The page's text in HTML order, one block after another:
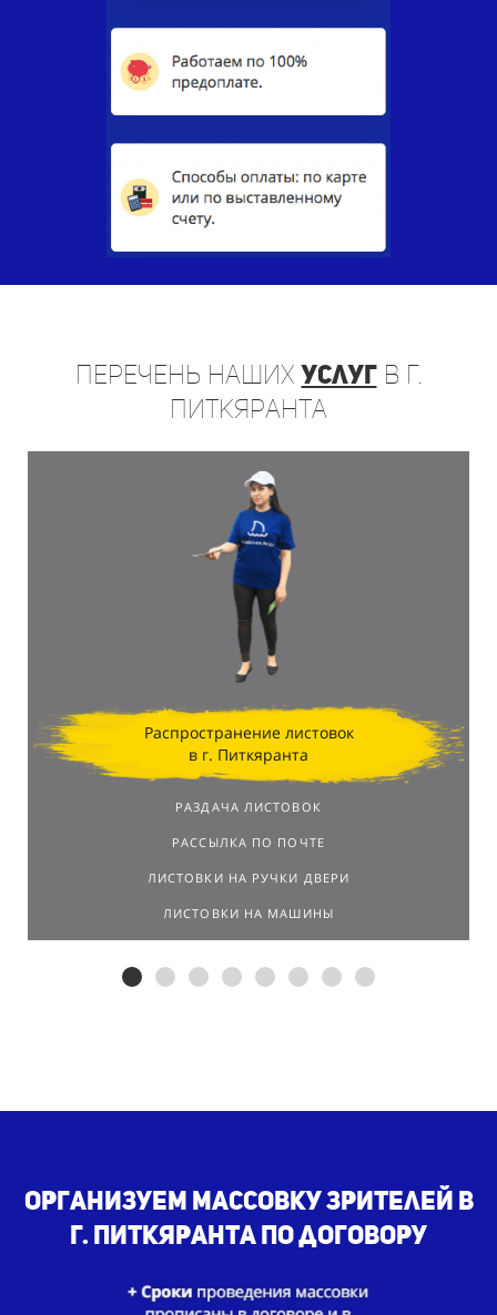
Перечень нашихуслугв г.
Питкяранта
Распространение листовок
в г. Питкяранта
РАЗДАЧА ЛИСТОВОК
РАССЫЛКА ПО ПОЧТЕ
ЛИСТОВКИ НА РУЧКИ ДВЕРИ
ЛИСТОВКИ НА МАШИНЫ
Организуем массовку зрителей в
г. Питкяранта по договору